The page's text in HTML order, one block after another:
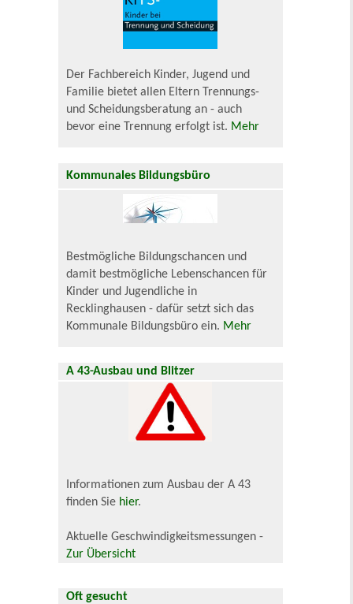
Der Fachbereich Kinder, Jugend und
Familie bietet allen Eltern Trennungs-
und Scheidungsberatung an - auch
bevor eine Trennung erfolgt ist. Mehr
Kommunales Bildungsbüro
Bestmögliche Bildungschancen und
damit bestmögliche Lebenschancen für
Kinder und Jugendliche in
Recklinghausen - dafür setzt sich das
Kommunale Bildungsbüro ein. Mehr
A 43-Ausbau und Blitzer
Informationen zum Ausbau der A 43
finden Sie hier.
Aktuelle Geschwindigkeitsmessungen -
Zur Übersicht
Oft gesucht